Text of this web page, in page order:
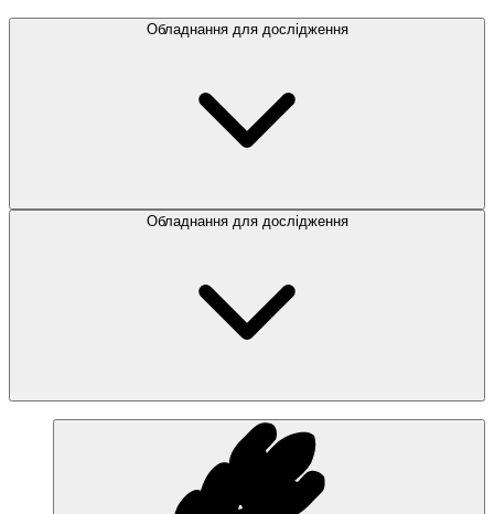
Обладнання для дослідження
Обладнання для дослідження